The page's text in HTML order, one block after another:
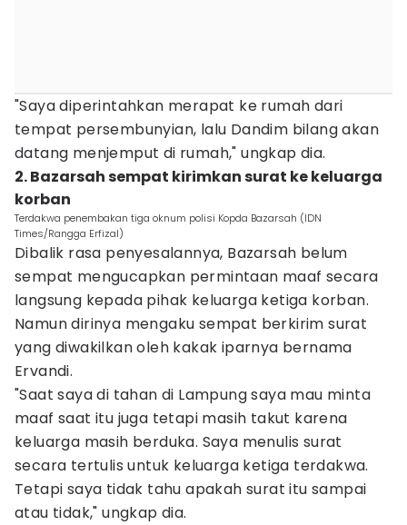
"Saya diperintahkan merapat ke rumah dari
tempat persembunyian, lalu Dandim bilang akan
datang menjemput di rumah," ungkap dia.
2. Bazarsah sempat kirimkan surat ke keluarga
korban
Terdakwa penembakan tiga oknum polisi Kopda Bazarsah (IDN
Times/Rangga Erfizal)
Dibalik rasa penyesalannya, Bazarsah belum
sempat mengucapkan permintaan maaf secara
langsung kepada pihak keluarga ketiga korban.
Namun dirinya mengaku sempat berkirim surat
yang diwakilkan oleh kakak iparnya bernama
Ervandi.
"Saat saya di tahan di Lampung saya mau minta
maaf saat itu juga tetapi masih takut karena
keluarga masih berduka. Saya menulis surat
secara tertulis untuk keluarga ketiga terdakwa.
Tetapi saya tidak tahu apakah surat itu sampai
atau tidak," ungkap dia.